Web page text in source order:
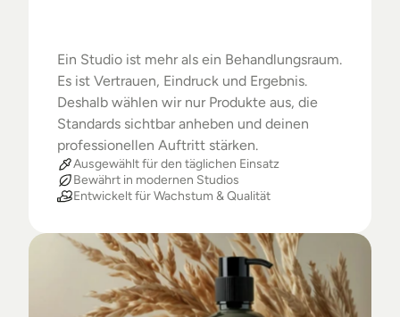
Ein Studio ist mehr als ein Behandlungsraum.
Es ist Vertrauen, Eindruck und Ergebnis.
Deshalb wählen wir nur Produkte aus, die
Standards sichtbar anheben und deinen
professionellen Auftritt stärken.
Ausgewählt für den täglichen Einsatz
Bewährt in modernen Studios
Entwickelt für Wachstum & Qualität